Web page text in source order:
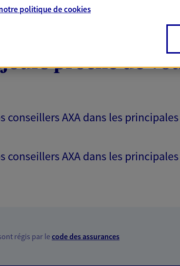
proche de
conseillers AXA dans les
conseillers AXA dans les
régis par lecode des assurances
politique decookies